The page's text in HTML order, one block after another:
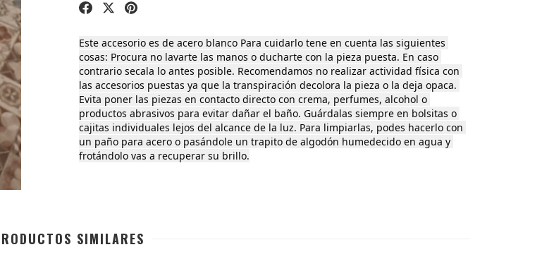
Este accesorio es de acero blanco Para cuidarlo tene en cuenta las siguientes
cosas: Procura no lavarte las manos o ducharte con la pieza puesta. En caso
contrario secala lo antes posible. Recomendamos no realizar actividad física con
las accesorios puestas ya que la transpiración decolora la pieza o la deja opaca.
Evita poner las piezas en contacto directo con crema, perfumes, alcohol o
productos abrasivos para evitar dañar el baño. Guárdalas siempre en bolsitas o
cajitas individuales lejos del alcance de la luz. Para limpiarlas, podes hacerlo con
un paño para acero o pasándole un trapito de algodón humedecido en agua y
frotándolo vas a recuperar su brillo.
SIMILARES